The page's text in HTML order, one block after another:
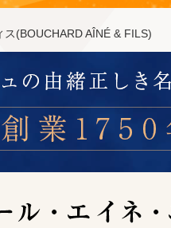
(BOUCHARD AÎNÉ & FILS)